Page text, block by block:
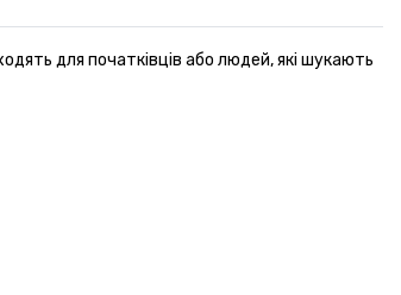
для початківців або людей, які шукають